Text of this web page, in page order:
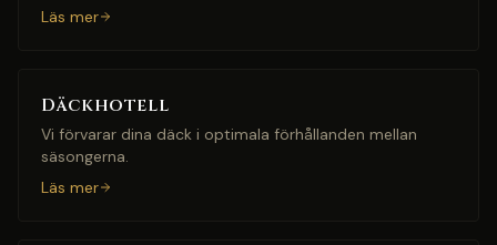
Läs mer
Däckhotell
Vi förvarar dina däck i optimala förhållanden mellan
säsongerna.
Läs mer